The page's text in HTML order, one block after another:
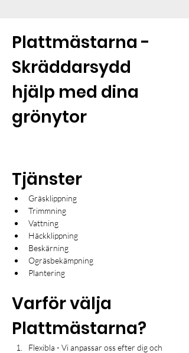
Plattmästarna -
Skräddarsydd
hjälp med dina
grönytor
Tjänster
Gräsklippning
Trimmning
Vattning
Häckklippning
Beskärning
Ogräsbekämpning
Plantering
Varför välja
Plattmästarna?
Flexibla - Vi anpassar oss efter dig och